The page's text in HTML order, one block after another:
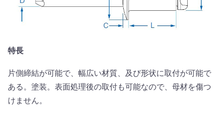
特長
片側締結が可能で、幅広い材質、及び形状に取付が可能で
ある。塗装。表面処理後の取付も可能なので、母材を傷つ
けません。